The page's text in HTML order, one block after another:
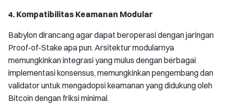
4. Kompatibilitas Keamanan Modular
Babylon dirancang agar dapat beroperasi dengan jaringan
Proof-of-Stake apa pun. Arsitektur modularnya
memungkinkan integrasi yang mulus dengan berbagai
implementasi konsensus, memungkinkan pengembang dan
validator untuk mengadopsi keamanan yang didukung oleh
Bitcoin dengan friksi minimal.